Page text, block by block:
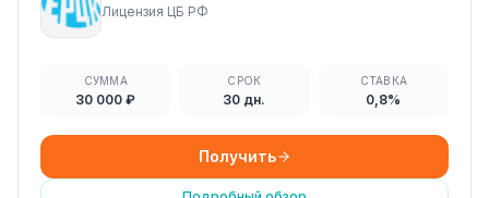
Лицензия ЦБ РФ
СУММА
30 000 ₽
СРОК
30 дн.
СТАВКА
0,8%
Получить